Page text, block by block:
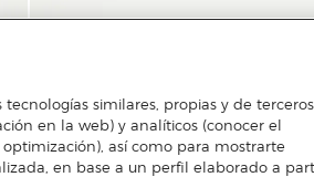
tecnologías similares, propias y de
en la web) y analíticos (conocer el
así como para mostrarte
en base a un perfil elaborado a